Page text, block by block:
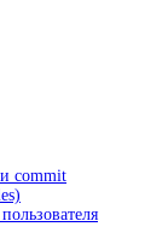
commit